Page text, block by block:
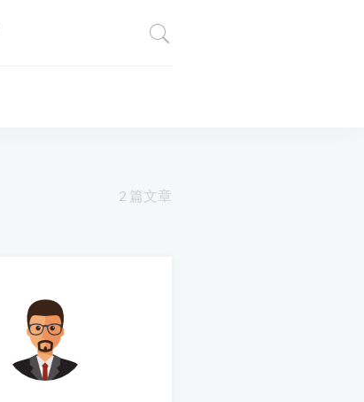
2 篇文章